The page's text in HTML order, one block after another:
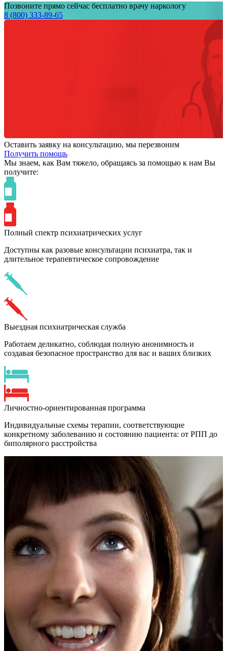
Позвоните прямо сейчас бесплатно врачу наркологу
8 (800) 333-89-65
Оставить заявку на консультацию, мы перезвоним
Получить помощь
Мы знаем, как Вам тяжело, обращаясь за помощью к нам Вы
получите:
Полный спектр психиатрических услуг
Доступны как разовые консультации психиатра, так и
длительное терапевтическое сопровождение
Выездная психиатрическая служба
Работаем деликатно, соблюдая полную анонимность и
создавая безопасное пространство для вас и ваших близких
Личностно-ориентированная программа
Индивидуальные схемы терапии, соответствующие
конкретному заболеванию и состоянию пациента: от РПП до
биполярного расстройства